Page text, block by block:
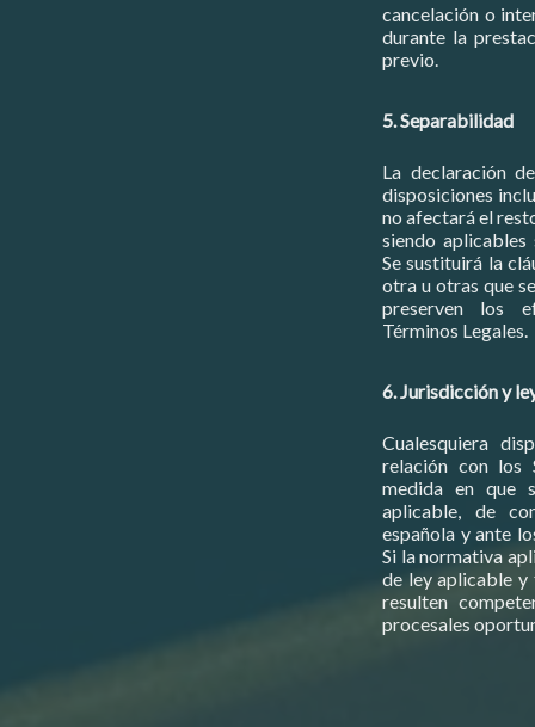
cancelación o
durante la
previo.
5. Separabilidad
La declaración
disposiciones
no afectará el
siendo aplicables
Se sustituirá la
otra u otras que
preserven los
Términos Legales.
6. Jurisdicción y
Cualesquiera
relación con los
medida en que
aplicable, de
española y ante
Si la normativa
de ley aplicable y
resulten
procesales